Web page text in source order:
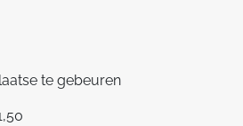
te gebeuren